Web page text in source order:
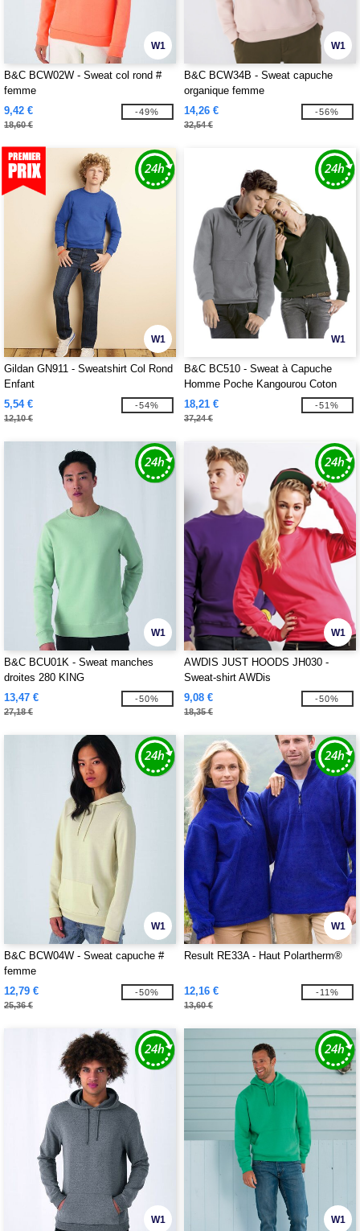
W1
B&C BCW02W - Sweat col rond #
femme
9,42 €
18,60 €
-49%
W1
B&C BCW34B - Sweat capuche
organique femme
14,26 €
32,54 €
-56%
W1
Gildan GN911 - Sweatshirt Col Rond
Enfant
5,54 €
12,10 €
-54%
W1
B&C BC510 - Sweat à Capuche
Homme Poche Kangourou Coton
18,21 €
37,24 €
-51%
W1
B&C BCU01K - Sweat manches
droites 280 KING
13,47 €
27,18 €
-50%
W1
AWDIS JUST HOODS JH030 -
Sweat-shirt AWDis
9,08 €
18,35 €
-50%
W1
B&C BCW04W - Sweat capuche #
femme
12,79 €
25,36 €
-50%
W1
Result RE33A - Haut Polartherm®
12,16 €
13,60 €
-11%
W1 W1